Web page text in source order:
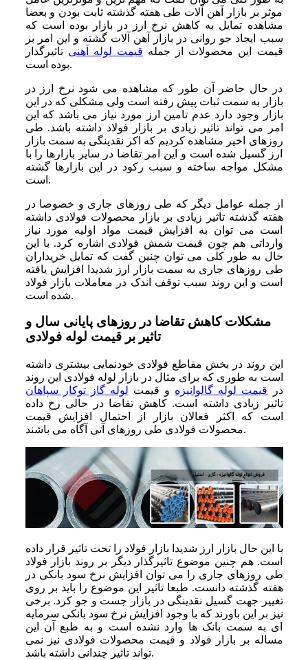
موثر بر بازار آهن آلات طی هفته گذشته ثابت بودن و بعضا
مشاهده تمایل به کاهش نرخ ارز در بازار بوده است که
سبب ایجاد جو روانی در بازار آهن آلات گشته و این امر بر
قیمت این محصولات از جمله قیمت لوله آهنی تاثیرگذار
بوده است.
در حال حاضر آن طور که مشاهده می شود نرخ ارز در
بازار به سمت ثبات پیش رفته است ولی مشکلی که در این
بازار وجود دارد عدم تامین ارز مورد نیاز می باشد که این
امر می تواند تاثیر زیادی بر بازار فولاد داشته باشد. طی
روزهای اخیر مشاهده کردیم که اکر نقدینگی به سمت بازار
ارز گسیل شده است و این امر تقاضا در سایر بازارها را با
مشکل مواجه ساخته و سبب رکود در این بازارها گشته
است.
از جمله عوامل دیگر که طی روزهای جاری و خصوصا در
هفته گذشته تاثیر زیادی بر بازار محصولات فولادی داشته
است می توان به افزایش قیمت مواد اولیه مورد نیاز
وارداتی هم چون قیمت شمش فولادی اشاره کرد. با این
حال به طور کلی می توان چنین گفت که تمایل خریداران
طی روزهای جاری به سمت بازار ارز شدیدا افزایش یافته
است و این روند سبب توقف اندک در معاملات بازار فولاد
شده است.
مشکلات کاهش تقاضا در روزهای پایانی سال و
تاثیر بر قیمت لوله فولادی
این روند در بخش مقاطع فولادی خودنمایی بیشتری داشته
است به طوری که برای مثال در بازار لوله فولادی این روند
در قیمت لوله گالوانیزه و قیمت لوله گاز توکار سپاهان
تاثیر زیادی داشته است. کاهش تقاضا در حالی رخ داده
است که اکثر فعالان بازار از احتمال افزایش قیمت
محصولات فولادی طی روزهای آتی آگاه می باشند.
با این حال بازار ارز شدیدا بازار فولاد را تحت تاثیر قرار داده
است. هم چنین موضوع تاثیرگذار دیگر بر روند بازار فولاد
طی روزهای جاری را می توان افزایش نرخ سود بانکی در
هفته گذشته دانست. طبعا تاثیر این موضوع را باید بر روی
تغییر جهت گسیل نقدینگی در بازار جست و جو کرد. برخی
نیز بر این باورند که با وجود افزایش نرخ سود بانکی سرمایه
ای به سمت بانک ها وارد نشده است و به طبع آن این
مساله بر بازار فولاد و قیمت محصولات فولادی نیز نمی
تواند تاثیر چندانی داشته باشد.